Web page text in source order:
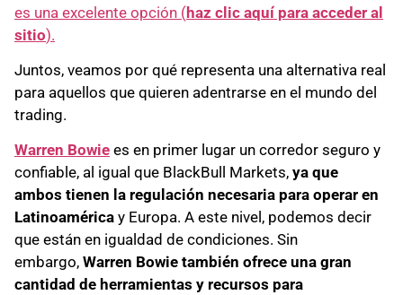
es una excelente opción (haz clic aquí para acceder al
sitio).
Juntos, veamos por qué representa una alternativa real
para aquellos que quieren adentrarse en el mundo del
trading.
Warren Bowie es en primer lugar un corredor seguro y
confiable, al igual que BlackBull Markets, ya que
ambos tienen la regulación necesaria para operar en
Latinoamérica y Europa. A este nivel, podemos decir
que están en igualdad de condiciones. Sin
embargo, Warren Bowie también ofrece una gran
cantidad de herramientas y recursos para